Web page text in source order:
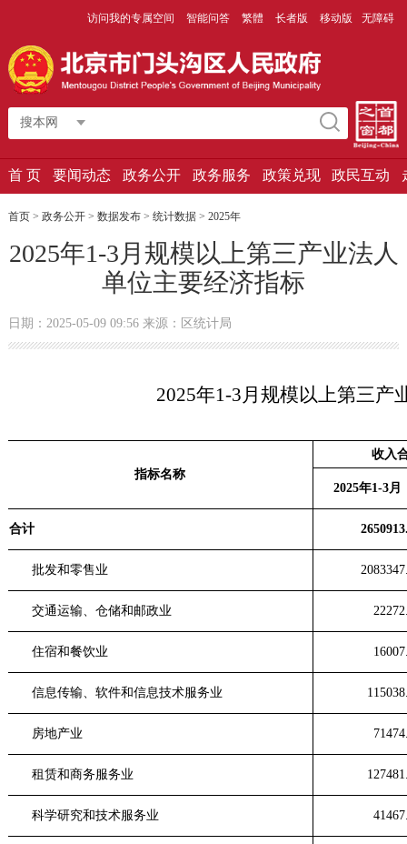
访问我的专属空间 智能问答 繁體 长者版 移动版 无障碍
搜本网
首 页 要闻动态 政务公开 政务服务 政策兑现 政民互动
首页> 政务公开> 数据发布> 统计数据> 2025年
2025年1-3月规模以上第三产业法人
单位主要经济指标
日期：2025-05-09 09:56 来源：区统计局
2025年1-3月规模以上第三产
指标名称
收入
2025年1-3月
合计
批发和零售业
交通运输、仓储和邮政业
住宿和餐饮业
信息传输、软件和信息技术服务业
房地产业
租赁和商务服务业
科学研究和技术服务业